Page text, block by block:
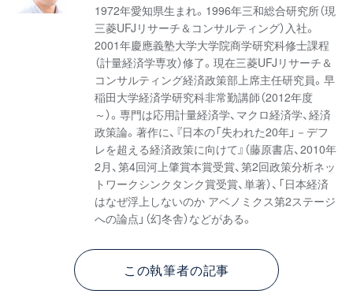
1972年愛知県生まれ。1996年三和総合研究所（現
三菱UFJリサーチ＆コンサルティング）入社。
2001年慶應義塾大学大学院商学研究科修士課程
（計量経済学専攻）修了。現在三菱UFJリサーチ＆
コンサルティング経済政策部上席主任研究員。早
稲田大学経済学研究科非常勤講師（2012年度
～）。専門は応用計量経済学、マクロ経済学、経済
政策論。著作に、『日本の「失われた20年」－デフ
レを超える経済政策に向けて』（藤原書店、2010年
2月、第4回河上肇賞本賞受賞、第2回政策分析ネッ
トワークシンクタンク賞受賞、単著）、「日本経済
はなぜ浮上しないのか アベノミクス第2ステージ
への論点」（幻冬舎）などがある。
この執筆者の記事